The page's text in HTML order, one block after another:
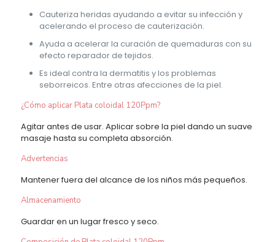
Cauteriza heridas ayudando a evitar su infección y
acelerando el proceso de cauterización.
Ayuda a acelerar la curación de quemaduras con su
efecto reparador de tejidos.
Es ideal contra la dermatitis y los problemas
seborreicos. Entre otras afecciones de la piel.
¿Cómo aplicar Plata coloidal 120Ppm?
Agitar antes de usar. Aplicar sobre la piel dando un suave
masaje hasta su completa absorción.
Advertencias
Mantener fuera del alcance de los niños más pequeños.
Almacenamiento
Guardar en un lugar fresco y seco.